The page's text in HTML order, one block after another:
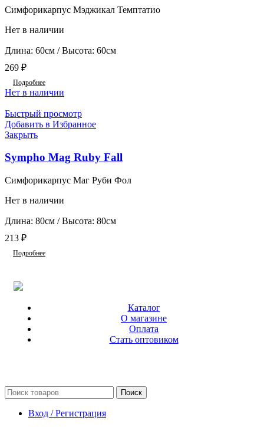
Симфорикарпус Мэджикал Темптатио
Нет в наличии
Длина: 60см / Высота: 60см
269 ₽
Подробнее
Нет в наличии
Быстрый просмотр
Добавить в Избранное
Закрыть
Sympho Mag Ruby Fall
Симфорикарпус Маг Руби Фол
Нет в наличии
Длина: 80см / Высота: 80см
213 ₽
Подробнее
Каталог
О магазине
Оплата
Стать оптовиком
Поиск
Вход / Регистрация